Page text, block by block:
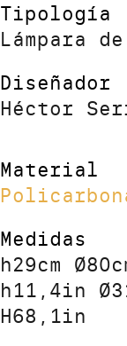
Tipología
Lámpara
Diseñador
Héctor
Material
Medidas
h29cm
h11,4in
H68,1in